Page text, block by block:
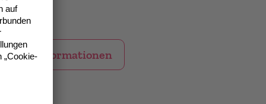
Mehr Informationen